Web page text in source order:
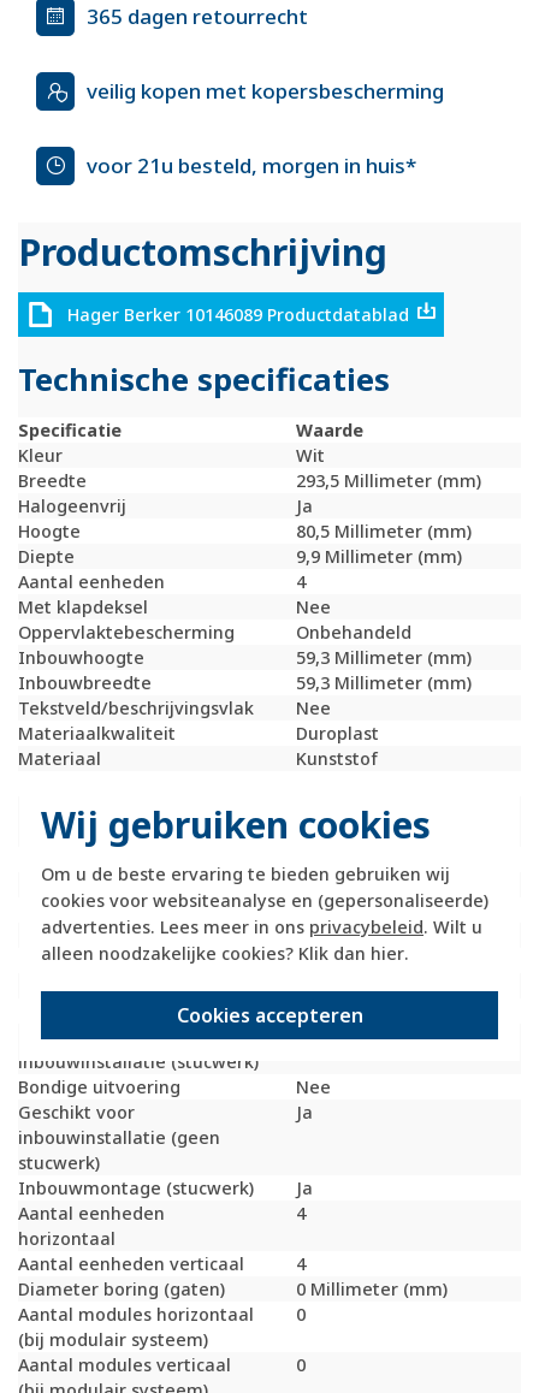
Wij gebruiken cookies
Om u de beste ervaring te bieden gebruiken wij
cookies voor websiteanalyse en (gepersonaliseerde)
advertenties. Lees meer in ons privacybeleid. Wilt u
alleen noodzakelijke cookies? Klik dan hier.
Cookies accepteren
365 dagen retourrecht
veilig kopen met kopersbescherming
voor 21u besteld, morgen in huis*
Productomschrijving
Hager Berker 10146089 Productdatablad
Technische specificaties
Specificatie
Waarde
Kleur
Wit
Breedte
293,5 Millimeter (mm)
Halogeenvrij
Ja
Hoogte
80,5 Millimeter (mm)
Diepte
9,9 Millimeter (mm)
Aantal eenheden
4
Met klapdeksel
Nee
Oppervlaktebescherming
Onbehandeld
Inbouwhoogte
59,3 Millimeter (mm)
Inbouwbreedte
59,3 Millimeter (mm)
Tekstveld/beschrijvingsvlak
Nee
Materiaalkwaliteit
Duroplast
Materiaal
Kunststof
Montagerichting
Horizontaal en
verticaal
Slagvastheid
IK02
Beschermingsgraad (IP)
IP20
Geschikt voor vloerpot
Nee
Transparant
Nee
Uitvoering oppervlakte
Mat
Geschikt voor wandgoot
Ja
Geschikt voor
inbouwinstallatie (stucwerk)
Ja
Bondige uitvoering
Nee
Geschikt voor
inbouwinstallatie (geen
stucwerk)
Ja
Inbouwmontage (stucwerk)
Ja
Aantal eenheden
horizontaal
4
Aantal eenheden verticaal
4
Diameter boring (gaten)
0 Millimeter (mm)
Aantal modules horizontaal
(bij modulair systeem)
0
Aantal modules verticaal
0